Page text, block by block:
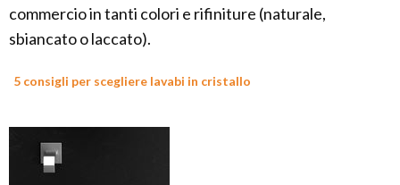
commercio in tanti colori e rifiniture (naturale,
sbiancato o laccato).
5 consigli per scegliere lavabi in cristallo